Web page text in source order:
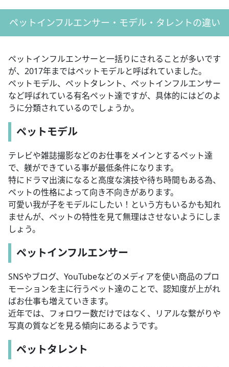
ペットインフルエンサー・モデル・タレントの違い
ペットインフルエンサーと一括りにされることが多いです
が、2017年まではペットモデルと呼ばれていました。
ペットモデル、ペットタレント、ペットインフルエンサー
など呼ばれている有名ペット達ですが、具体的にはどのよ
うに分類されているのでしょうか。
ペットモデル
テレビや雑誌撮影などのお仕事をメインとするペット達
で、躾ができている事が最低条件になります。
特にドラマ出演になると高度な演技や待ち時間もある為、
ペットの性格によって向き不向きがあります。
可愛い我が子をモデルにしたい！という方もいるかも知れ
ませんが、ペットの特性を見て無理はさせないようにしま
しょう。
ペットインフルエンサー
SNSやブログ、YouTubeなどのメディアを使い商品のプロ
モーションを主に行うペット達のことで、認知度が上がれ
ばお仕事も増えていきます。
近年では、フォロワー数だけではなく、リアルな繋がりや
写真の質などを見る傾向にあるようです。
ペットタレント